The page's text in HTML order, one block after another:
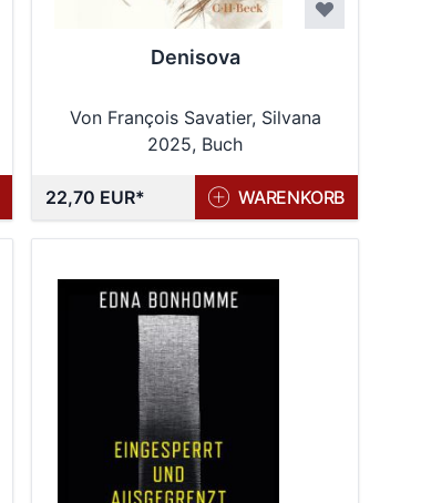
Denisova
Von François Savatier, Silvana
Condemi
2025, Buch
22,70 EUR WARENKORB